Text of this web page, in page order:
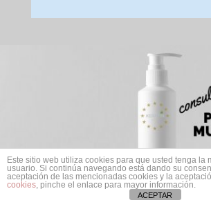
Este sitio web utiliza cookies para que usted tenga la
usuario. Si continúa navegando está dando su
aceptación de las mencionadas cookies y la
cookies, pinche el enlace para mayor información.
ACEPTAR